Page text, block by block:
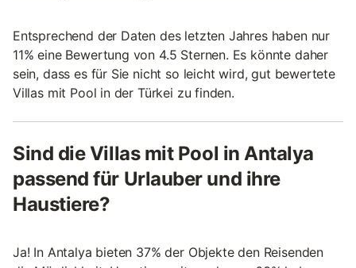
Entsprechend der Daten des letzten Jahres haben nur
11% eine Bewertung von 4.5 Sternen. Es könnte daher
sein, dass es für Sie nicht so leicht wird, gut bewertete
Villas mit Pool in der Türkei zu finden.
Sind die Villas mit Pool in Antalya
passend für Urlauber und ihre
Haustiere?
Ja! In Antalya bieten 37% der Objekte den Reisenden